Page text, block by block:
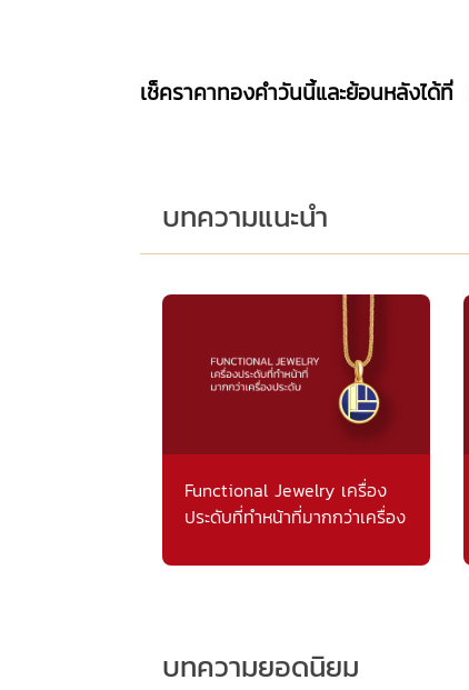
เช็คราคาทองคำวันนี้และย้อนหลังได้ที่
บทความแนะนำ
Functional Jewelry เครื่อง
ประดับที่ทำหน้าที่มากกว่าเครื่อง
บทความยอดนิยม